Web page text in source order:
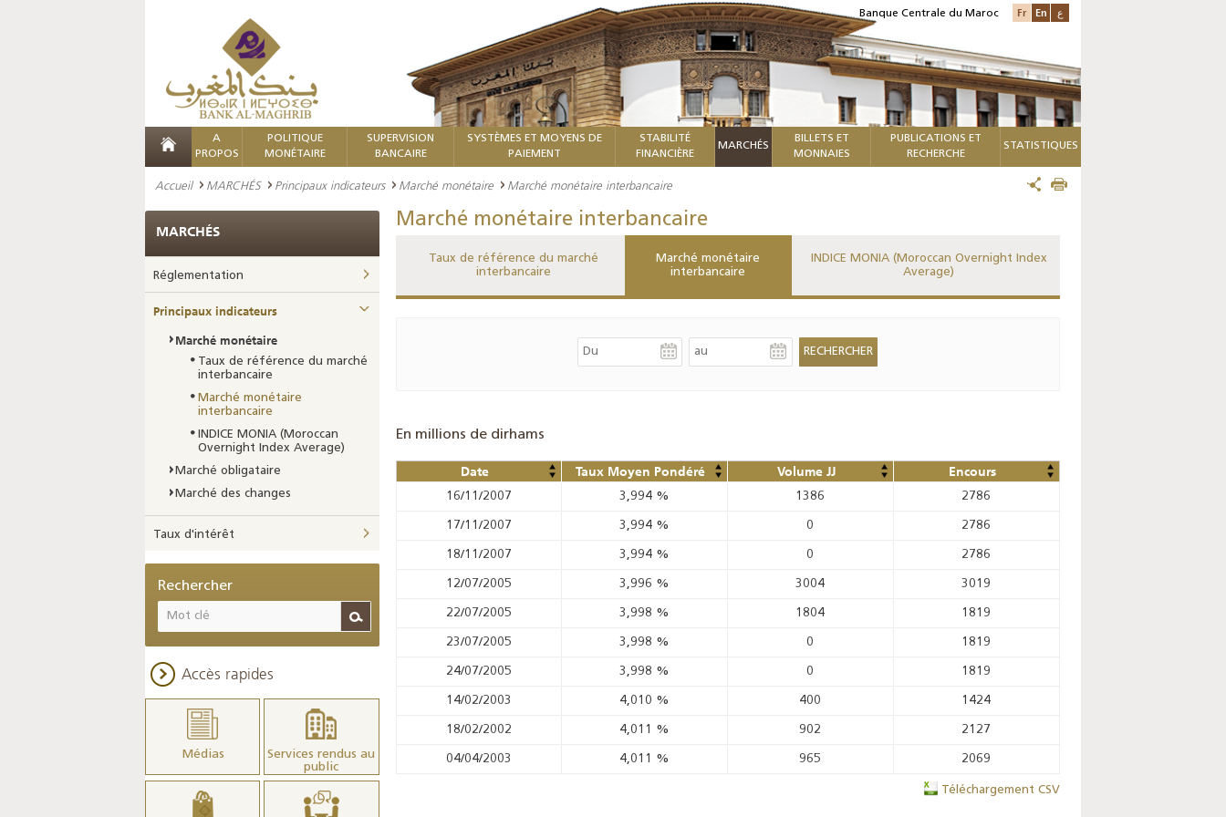
Banque Centrale du Maroc Fr En ع
A
PROPOS
POLITIQUE
MONÉTAIRE
SUPERVISION
BANCAIRE
SYSTÈMES ET MOYENS DE
PAIEMENT
STABILITÉ
FINANCIÈRE
MARCHÉS
BILLETS ET
MONNAIES
PUBLICATIONS ET
RECHERCHE
STATISTIQUES
Accueil MARCHÉS Principaux indicateurs Marché monétaire Marché monétaire interbancaire
Marché monétaire interbancaire
Taux de référence du marché
interbancaire
Marché monétaire
interbancaire
INDICE MONIA (Moroccan Overnight Index
Average)
En millions de dirhams
Date Taux Moyen Pondéré Volume JJ Encours
16/11/2007 3,994 % 1386 2786
17/11/2007 3,994 % 0 2786
18/11/2007 3,994 % 0 2786
12/07/2005 3,996 % 3004 3019
22/07/2005 3,998 % 1804 1819
23/07/2005 3,998 % 0 1819
24/07/2005 3,998 % 0 1819
14/02/2003 4,010 % 400 1424
18/02/2002 4,011 % 902 2127
04/04/2003 4,011 % 965 2069
Téléchargement CSV
MARCHÉS
Réglementation
Principaux indicateurs
Marché monétaire
Taux de référence du marché
interbancaire
Marché monétaire
interbancaire
INDICE MONIA (Moroccan
Overnight Index Average)
Marché obligataire
Marché des changes
Taux d'intérêt
Rechercher
Accès rapides
Médias
Services rendus au
public